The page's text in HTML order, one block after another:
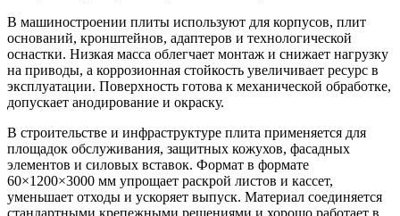
В машиностроении плиты используют для корпусов, плит
оснований, кронштейнов, адаптеров и технологической
оснастки. Низкая масса облегчает монтаж и снижает нагрузку
на приводы, а коррозионная стойкость увеличивает ресурс в
эксплуатации. Поверхность готова к механической обработке,
допускает анодирование и окраску.
В строительстве и инфраструктуре плита применяется для
площадок обслуживания, защитных кожухов, фасадных
элементов и силовых вставок. Формат в формате
60×1200×3000 мм упрощает раскрой листов и кассет,
уменьшает отходы и ускоряет выпуск. Материал соединяется
стандартными крепежными решениями и хорошо работает в